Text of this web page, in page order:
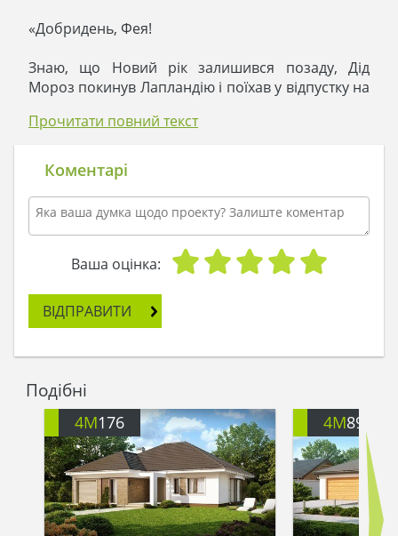
«Добридень, Фея!
Знаю, що Новий рік залишився позаду, Дід
Мороз покинув Лапландію і поїхав у відпустку на
справа у мене термінова: на носі - літо, і мій
Фея, мила, зроби так, щоб у нас з'явився
будинок! Великий і міцний, на радість мамі і
татові. Вони не хочуть просто взяти і купити
будинок: кажуть, що їм нічого не подобається.
Вони у мене не вибагливі, просто дуже
індивідуальні в смаках. Тому нам слід
Фея, я здогадуюся, що будівництво даного
зі стільців і покривал. Якщо не в твоїх силах
побудувати будинок цілком, подаруй нам хоча б
вдалий проект красивого будинку, щоб батькам
сподобалося і вони навіть не надумали
сперечатися на тему будівництва. Коли у них
буде картинка перед очима, сперечатися вони
не стануть, запевняю тебе! Тільки є побажання:
нехай у тата буде вбудований гараж для їх з
мамою машин, у мами - велика вітальня, де вона
Прочитати повний текст
Коментарі
Ваша оцінка:
ВІДПРАВИТИ
Подібні
4M176 4M896